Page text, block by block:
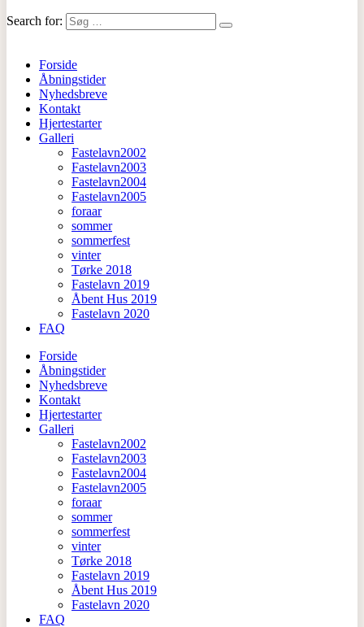
Search for:
Forside
Åbningstider
Nyhedsbreve
Kontakt
Hjertestarter
Galleri
Fastelavn2002
Fastelavn2003
Fastelavn2004
Fastelavn2005
foraar
sommer
sommerfest
vinter
Tørke 2018
Fastelavn 2019
Åbent Hus 2019
Fastelavn 2020
FAQ
Forside
Åbningstider
Nyhedsbreve
Kontakt
Hjertestarter
Galleri
Fastelavn2002
Fastelavn2003
Fastelavn2004
Fastelavn2005
foraar
sommer
sommerfest
vinter
Tørke 2018
Fastelavn 2019
Åbent Hus 2019
Fastelavn 2020
FAQ